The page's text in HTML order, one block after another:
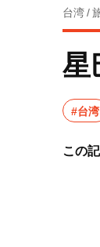
台湾 /
星
#台湾
この